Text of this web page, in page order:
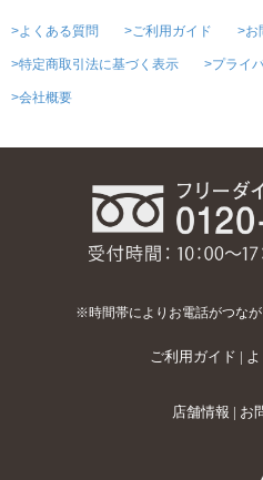
>よくある質問 >ご利用ガイド >お
>特定商取引法に基づく表示 >プライ
>会社概要
※時間帯によりお電話がつな
ご利用ガイド |
店舗情報 | お